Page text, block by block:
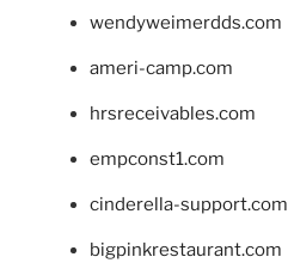
wendyweimerdds.com
ameri-camp.com
hrsreceivables.com
empconst1.com
cinderella-support.com
bigpinkrestaurant.com